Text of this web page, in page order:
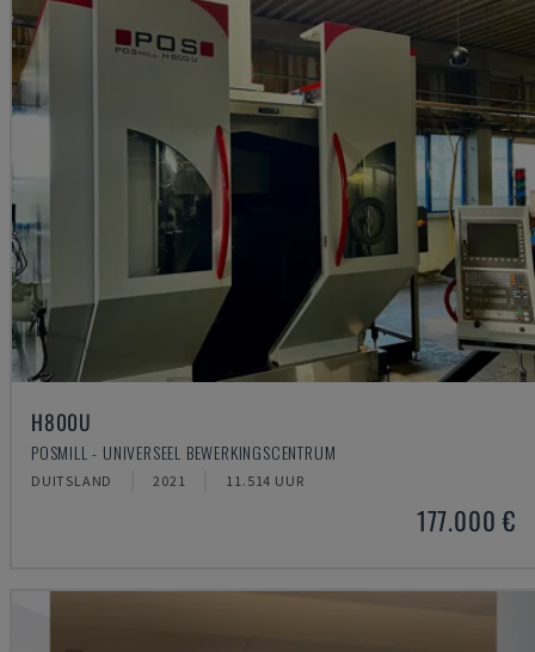
H800U
POSMILL - UNIVERSEEL BEWERKINGSCENTRUM
DUITSLAND 2021 11.514 UUR
177.000 €